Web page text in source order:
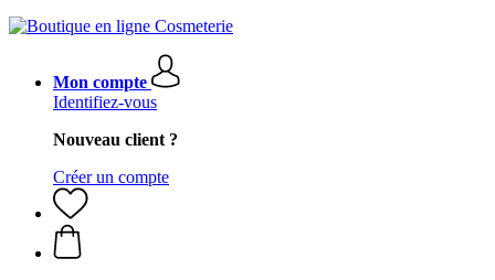
Mon compte
Identifiez-vous
Nouveau client ?
Créer un compte